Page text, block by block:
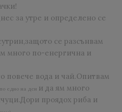
за утре и определено се
се разсънвам
много по-енергична и
повече вода и чай.Опитвам
едно на ден и да ям много
проядох риба и